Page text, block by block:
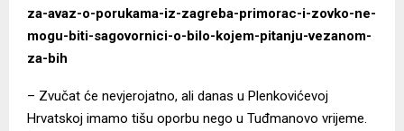
za-avaz-o-porukama-iz-zagreba-primorac-i-zovko-ne-
mogu-biti-sagovornici-o-bilo-kojem-pitanju-vezanom-
za-bih
– Zvučat će nevjerojatno, ali danas u Plenkovićevoj
Hrvatskoj imamo tišu oporbu nego u Tuđmanovo vrijeme.